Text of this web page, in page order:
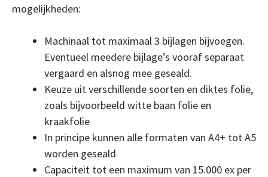
mogelijkheden:
Machinaal tot maximaal 3 bijlagen bijvoegen.
Eventueel meedere bijlage’s vooraf separaat
vergaard en alsnog mee geseald.
Keuze uit verschillende soorten en diktes folie,
zoals bijvoorbeeld witte baan folie en
kraakfolie
In principe kunnen alle formaten van A4+ tot A5
worden geseald
Capaciteit tot een maximum van 15.000 ex per